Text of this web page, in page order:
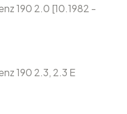
190 2.0 [10.1982 -
190 2.3, 2.3 E